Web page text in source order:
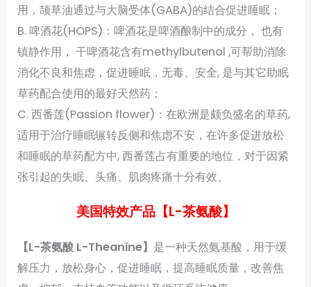
用，颉草油通过与大脑受体(GABA)的结合促进睡眠；
B. 啤酒花(HOPS)：啤酒花是啤酒酿制中的成分， 也有
镇静作用， 干啤酒花含有methylbutenol ,可帮助消除
消化不良和焦虑，促进睡眠，无毒、安全, 是与其它助眠
草药配合使用的最好天然药；
C. 西番莲(Passion flower)：在欧洲是颇负盛名的草药,
适用于治疗睡眠辗转反侧和焦虑不安，在许多促进放松
和睡眠的草药配方中, 西番莲占有重要的地位，对于因紧
张引起的失眠、头痛、肌肉疼痛十分有效。
美国特效产品【L-茶氨酸】
【L-茶氨酸 L-Theanine】 是一种天然氨基酸，用于缓
解压力，放松身心，促进睡眠，提高睡眠质量，改善焦